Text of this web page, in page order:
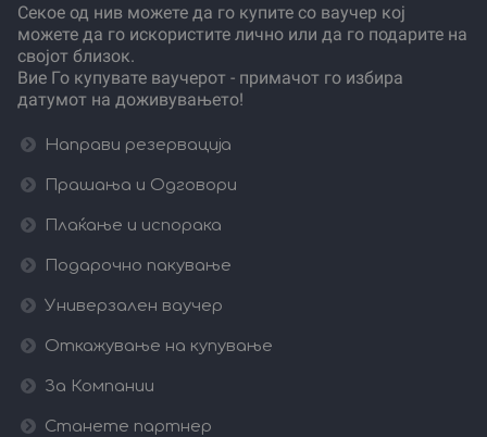
Секое од нив можете да го купите со ваучер кој
можете да го искористите лично или да го подарите на
својот близок.
Вие Го купувате ваучерот - примачот го избира
датумот на доживувањето!
Направи резервација
Прашања и Одговори
Плаќање и испорака
Подарочно пакување
Универзален ваучер
Откажување на купување
За Компании
Станете партнер